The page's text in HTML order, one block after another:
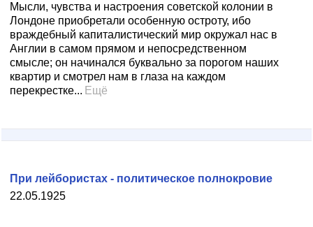
Мысли, чувства и настроения советской колонии в
Лондоне приобретали особенную остроту, ибо
враждебный капиталистический мир окружал нас в
Англии в самом прямом и непосредственном
смысле; он начинался буквально за порогом наших
квартир и смотрел нам в глаза на каждом
перекрестке... Ещё
22.05.1925
При лейбористах - политическое полнокровие